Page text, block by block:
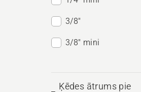
3/8"
3/8" mini
Ķēdes ātrums pie